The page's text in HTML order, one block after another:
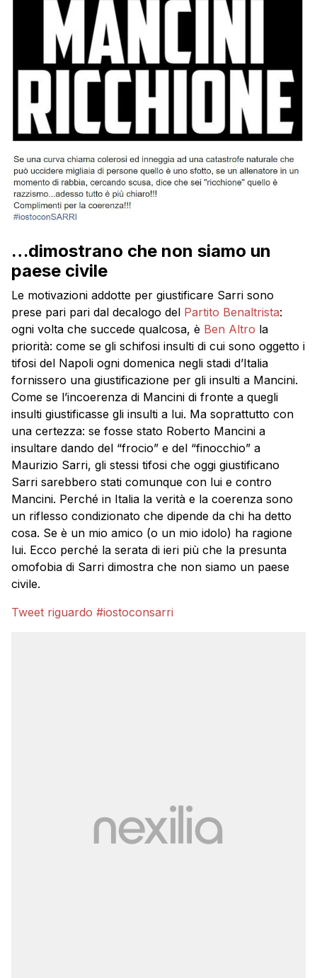
…dimostrano che non siamo un
paese civile
Le motivazioni addotte per giustificare Sarri sono
prese pari pari dal decalogo del Partito Benaltrista:
ogni volta che succede qualcosa, è Ben Altro la
priorità: come se gli schifosi insulti di cui sono oggetto i
tifosi del Napoli ogni domenica negli stadi d’Italia
fornissero una giustificazione per gli insulti a Mancini.
Come se l’incoerenza di Mancini di fronte a quegli
insulti giustificasse gli insulti a lui. Ma soprattutto con
una certezza: se fosse stato Roberto Mancini a
insultare dando del “frocio” e del “finocchio” a
Maurizio Sarri, gli stessi tifosi che oggi giustificano
Sarri sarebbero stati comunque con lui e contro
Mancini. Perché in Italia la verità e la coerenza sono
un riflesso condizionato che dipende da chi ha detto
cosa. Se è un mio amico (o un mio idolo) ha ragione
lui. Ecco perché la serata di ieri più che la presunta
omofobia di Sarri dimostra che non siamo un paese
civile.
Tweet riguardo #iostoconsarri